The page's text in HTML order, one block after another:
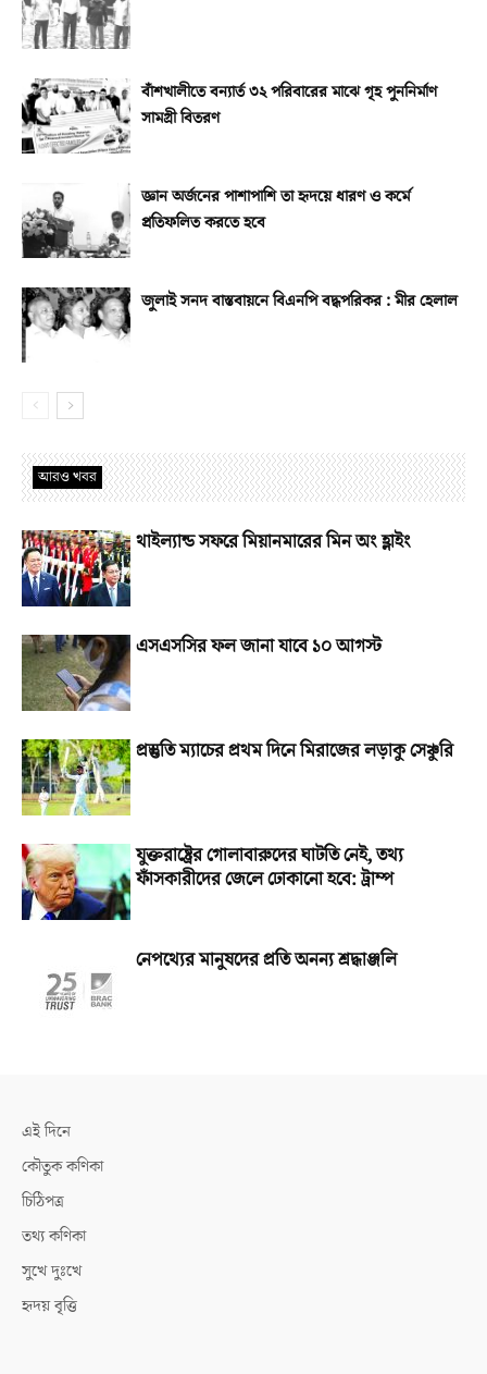
বাঁশখালীতে বন্যার্ত ৩২ পরিবারের মাঝে গৃহ পুননির্মাণ
সামগ্রী বিতরণ
জ্ঞান অর্জনের পাশাপাশি তা হৃদয়ে ধারণ ও কর্মে
প্রতিফলিত করতে হবে
জুলাই সনদ বাস্তবায়নে বিএনপি বদ্ধপরিকর : মীর হেলাল
আরও খবর
থাইল্যান্ড সফরে মিয়ানমারের মিন অং হ্লাইং
এসএসসির ফল জানা যাবে ১০ আগস্ট
প্রস্তুতি ম্যাচের প্রথম দিনে মিরাজের লড়াকু সেঞ্চুরি
যুক্তরাষ্ট্রের গোলাবারুদের ঘাটতি নেই, তথ্য
ফাঁসকারীদের জেলে ঢোকানো হবে: ট্রাম্প
নেপথ্যের মানুষদের প্রতি অনন্য শ্রদ্ধাঞ্জলি
এই দিনে
কৌতুক কণিকা
চিঠিপত্র
তথ্য কণিকা
সুখে দুঃখে
হৃদয় বৃত্তি